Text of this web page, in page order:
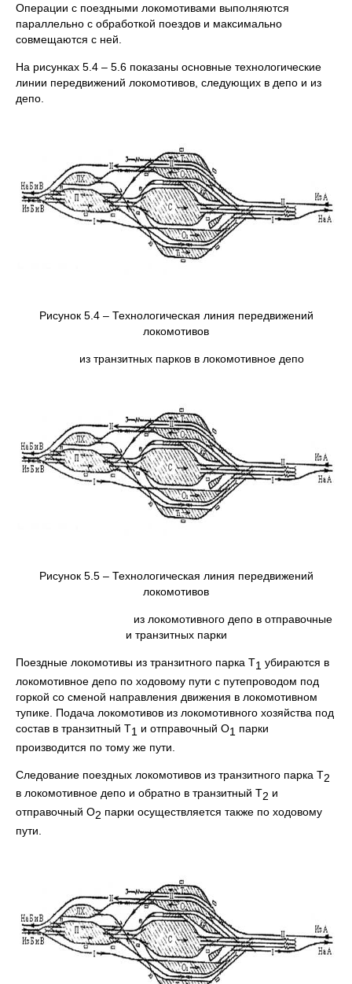
Операции с поездными локомотивами выполняются
параллельно с обработкой поездов и максимально
совмещаются с ней.
На рисунках 5.4 – 5.6 показаны основные технологические
линии передвижений локомотивов, следующих в депо и из
депо.
Рисунок 5.4 – Технологическая линия передвижений
локомотивов
из транзитных парков в локомотивное депо
Рисунок 5.5 – Технологическая линия передвижений
локомотивов
из локомотивного депо в отправочные
и транзитных парки
Поездные локомотивы из транзитного парка Т1 убираются в
локомотивное депо по ходовому пути с путепроводом под
горкой со сменой направления движения в локомотивном
тупике. Подача локомотивов из локомотивного хозяйства под
состав в транзитный Т1 и отправочный О1 парки
производится по тому же пути.
Следование поездных локомотивов из транзитного парка Т2
в локомотивное депо и обратно в транзитный Т2 и
отправочный О2 парки осуществляется также по ходовому
пути.